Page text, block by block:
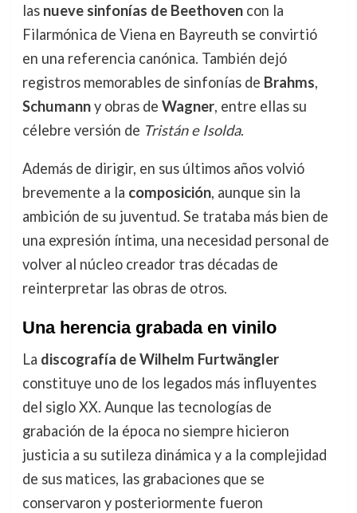
las nueve sinfonías de Beethovencon la
Filarmónica de Viena en Bayreuth se convirtió
en una referencia canónica. También dejó
registros memorables de sinfonías de Brahms,
Schumanny obras de Wagner, entre ellas su
célebre versión de Tristán e Isolda.
Además de dirigir, en sus últimos años volvió
brevemente a la composición, aunque sin la
ambición de su juventud. Se trataba más bien de
una expresión íntima, una necesidad personal de
volver al núcleo creador tras décadas de
reinterpretar las obras de otros.
Una herencia grabada en vinilo
La discografía de Wilhelm Furtwängler
constituye uno de los legados más influyentes
del siglo XX. Aunque las tecnologías de
grabación de la época no siempre hicieron
justicia a su sutileza dinámica y a la complejidad
de sus matices, las grabaciones que se
conservaron y posteriormente fueron